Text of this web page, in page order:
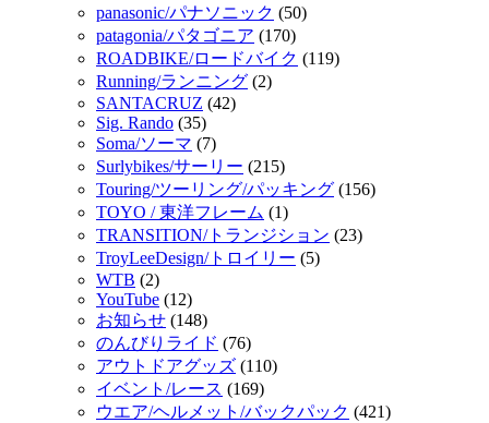
panasonic/パナソニック (50)
patagonia/パタゴニア (170)
ROADBIKE/ロードバイク (119)
Running/ランニング (2)
SANTACRUZ (42)
Sig. Rando (35)
Soma/ソーマ (7)
Surlybikes/サーリー (215)
Touring/ツーリング/パッキング (156)
TOYO / 東洋フレーム (1)
TRANSITION/トランジション (23)
TroyLeeDesign/トロイリー (5)
WTB (2)
YouTube (12)
お知らせ (148)
のんびりライド (76)
アウトドアグッズ (110)
イベント/レース (169)
ウエア/ヘルメット/バックパック (421)